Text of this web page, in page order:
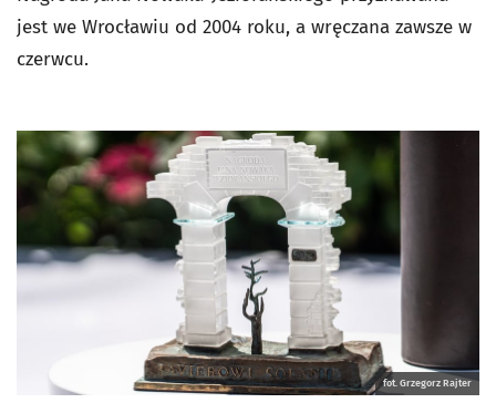
jest we Wrocławiu od 2004 roku, a wręczana zawsze w
czerwcu.
fot. Grzegorz Rajter